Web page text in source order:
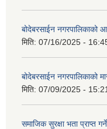
बोदेबरसाईन
मिति: 07/16/2025 -
बोदेबरसाईन नगरपालिकाको
मिति: 07/09/2025 - 15:21
समाजिक सुरक्षा भता प्राप्त